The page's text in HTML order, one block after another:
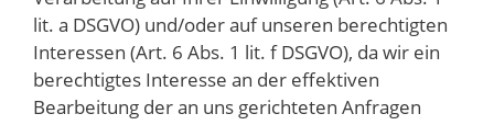
lit. a DSGVO) und/oder auf unseren berechtigten
Interessen (Art. 6 Abs. 1 lit. f DSGVO), da wir ein
berechtigtes Interesse an der effektiven
Bearbeitung der an uns gerichteten Anfragen